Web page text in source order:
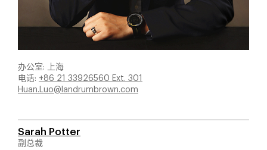
办公室: 上海
电话: +86 21 33926560 Ext. 301
Huan.Luo@landrumbrown.com
Sarah Potter
副总裁